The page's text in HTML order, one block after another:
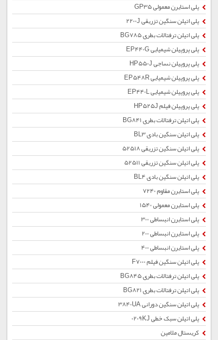
پلی استایرن معمولی GP35
پلی اتیلن سنگین تزریقی 2200J
پلی اتیلن ترفتالات بطری BG785
پلی پروپیلن شیمیایی EP440G
پلی پروپیلن نساجی HP550J
پلی پروپیلن شیمیایی EP548R
پلی پروپیلن شیمیایی EP440L
پلی پروپیلن فیلم HP525J
پلی اتیلن ترفتالات بطری BG841
پلی اتیلن سنگین بادی BL3
پلی اتیلن سنگین تزریقی 52518
پلی اتیلن سنگین تزریقی 52511
پلی اتیلن سنگین بادی BL4
پلی استایرن مقاوم 7240
پلی استایرن معمولی 1540
پلی استایرن انبساطی 300
پلی استایرن انبساطی 200
پلی استایرن انبساطی 400
پلی اتیلن سنگین فیلم F7000
پلی اتیلن ترفتالات بطری BG845
پلی اتیلن ترفتالات بطری BG821
پلی اتیلن سنگین دورانی 3840UA
پلی اتیلن سبک خطی 0209KJ
کریستال ملامین